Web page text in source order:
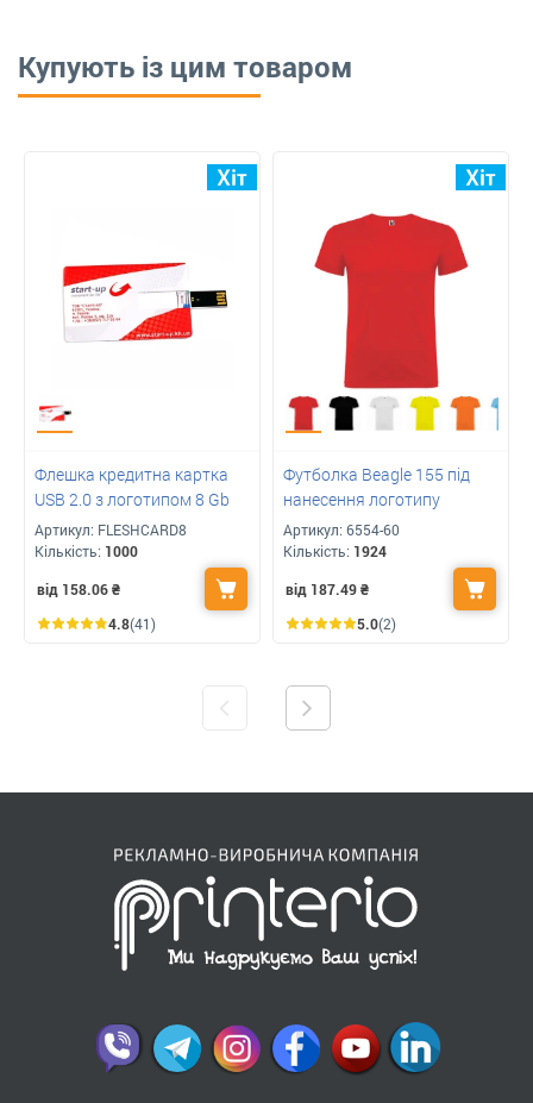
Купують із цим товаром
Флешка кредитна картка
USB 2.0 з логотипом 8 Gb
Артикул: FLESHCARD8
Кількість: 1000
від 158.06₴
4.8(41)
Футболка Beagle 155 під
нанесення логотипу
Артикул: 6554-60
Кількість: 1924
від 187.49₴
5.0(2)